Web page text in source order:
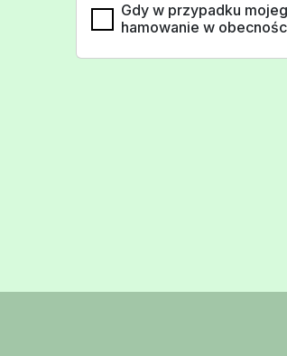
Gdy w przypadku
hamowanie w